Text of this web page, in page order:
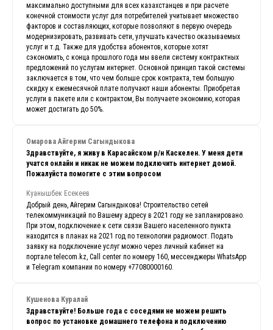
максимально доступными для всех казахстанцев и при расчете
конечной стоимости услуг для потребителей учитывает множество
факторов и составляющих, которые позволяют в первую очередь
модернизировать, развивать сети, улучшать качество оказываемых
услуг и т.д. Также для удобства абонентов, которые хотят
сэкономить, с конца прошлого года мы ввели систему контрактных
предложений по услугам интернет. Основной принцип такой системы
заключается в том, что чем больше срок контракта, тем большую
скидку к ежемесячной плате получают наши абоненты. Приобретая
услуги в пакете или с контрактом, Вы получаете экономию, которая
может достигать до 50%.
Омарова Айгерим Сагындыкова
Здравствуйте, я живу в Карасайском р/н Каскелен. У меня дети
учатся онлайн и никак не можем подключить интернет домой.
Пожалуйста помогите с этим вопросом
Куанышбек Есекеев
Добрый день, Айгерим Сагындыкова! Строительство сетей
телекоммуникаций по Вашему адресу в 2021 году не запланировано.
При этом, подключение к сети связи Вашего населенного пункта
находится в планах на 2021 год по технологии радиомост. Подать
заявку на подключение услуг можно через личный кабинет на
портале telecom.kz, Call center по номеру 160, мессенджеры WhatsApp
и Telegram компании по номеру +77080000160.
Кушенова Куралай
Здравствуйте! Больше года с соседями не можем решить
вопрос по установке домашнего телефона и подключению